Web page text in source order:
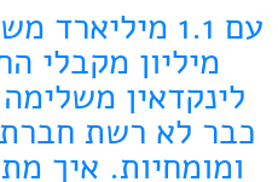
מיליון מקבלי
לינקדאין
כבר לא רשת
ומומחיות. איך